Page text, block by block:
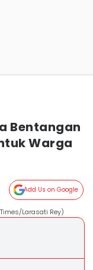
Bentangan
Warga
Add Us on Google
Larasati Rey)